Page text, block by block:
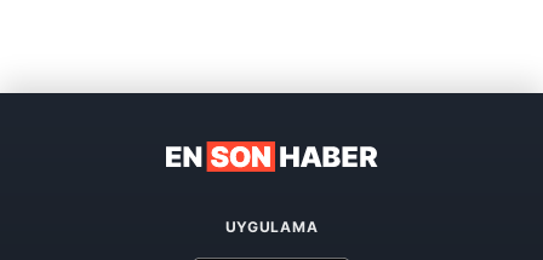
UYGULAMA